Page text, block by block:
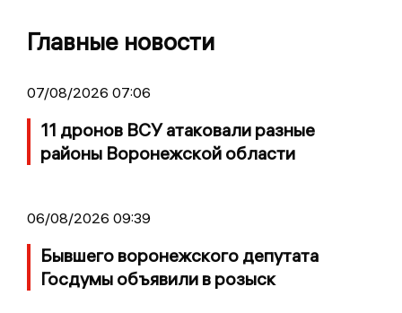
Главные новости
07/08/2026 07:06
11 дронов ВСУ атаковали разные
районы Воронежской области
06/08/2026 09:39
Бывшего воронежского депутата
Госдумы объявили в розыск